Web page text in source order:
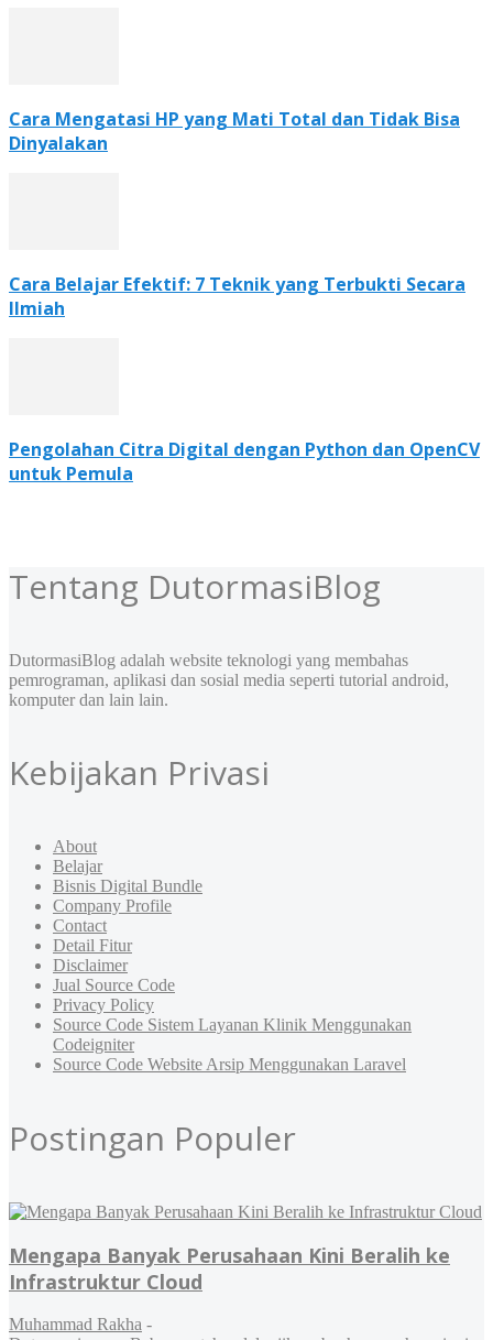
Cara Mengatasi HP yang Mati Total dan Tidak Bisa
Dinyalakan
Cara Belajar Efektif: 7 Teknik yang Terbukti Secara
Ilmiah
Pengolahan Citra Digital dengan Python dan OpenCV
untuk Pemula
Tentang DutormasiBlog
DutormasiBlog adalah website teknologi yang membahas
pemrograman, aplikasi dan sosial media seperti tutorial android,
komputer dan lain lain.
Kebijakan Privasi
About
Belajar
Bisnis Digital Bundle
Company Profile
Contact
Detail Fitur
Disclaimer
Jual Source Code
Privacy Policy
Source Code Sistem Layanan Klinik Menggunakan
Codeigniter
Source Code Website Arsip Menggunakan Laravel
Postingan Populer
Mengapa Banyak Perusahaan Kini Beralih ke
Infrastruktur Cloud
Muhammad Rakha -